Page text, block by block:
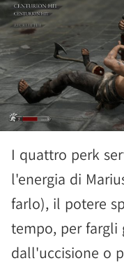
I quattro perk
l'energia di
farlo), il potere
tempo, per fargli
dall'uccisione o